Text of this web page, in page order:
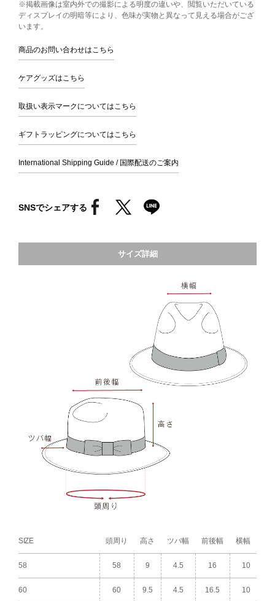
※掲載画像は室内外での撮影による明度の違いや、閲覧いただいている
ディスプレイの明暗等により、色味が実物と異なって見える場合がござ
います。
商品のお問い合わせはこちら
ケアグッズはこちら
取扱い表示マークについてはこちら
ギフトラッピングについてはこちら
International Shipping Guide / 国際配送のご案内
SNSでシェアする
サイズ詳細
SIZE 頭周り 高さ ツバ幅 前後幅 横幅
58 58 9 4.5 16 10
60 60 9.5 4.5 16.5 10